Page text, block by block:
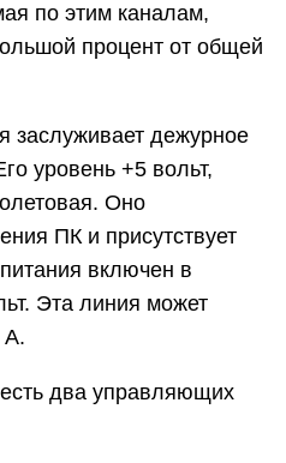
по этим каналам,
процент от общей
заслуживает дежурное
уровень +5 вольт,
Оно
ПК и присутствует
включен в
Эта линия может
А.
два управляющих